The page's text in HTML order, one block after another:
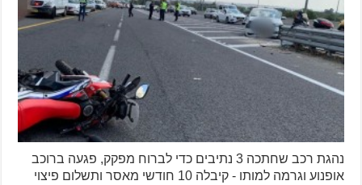
נהגת רכב שחתכה 3 נתיבים כדי לברוח מפקק, פגעה ברוכב
אופנוע וגרמה למותו - קיבלה 10 חודשי מאסר ותשלום פיצוי